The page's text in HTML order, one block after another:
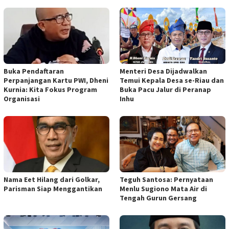
Buka Pendaftaran
Perpanjangan Kartu PWI, Dheni
Kurnia: Kita Fokus Program
Organisasi
Menteri Desa Dijadwalkan
Temui Kepala Desa se-Riau dan
Buka Pacu Jalur di Peranap
Inhu
Nama Eet Hilang dari Golkar,
Parisman Siap Menggantikan
Teguh Santosa: Pernyataan
Menlu Sugiono Mata Air di
Tengah Gurun Gersang